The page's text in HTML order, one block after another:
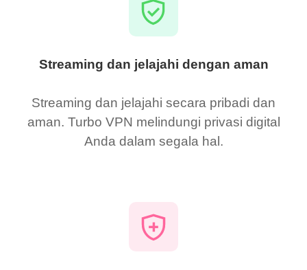
Streaming dan jelajahi dengan aman
Streaming dan jelajahi secara pribadi dan
aman. Turbo VPN melindungi privasi digital
Anda dalam segala hal.